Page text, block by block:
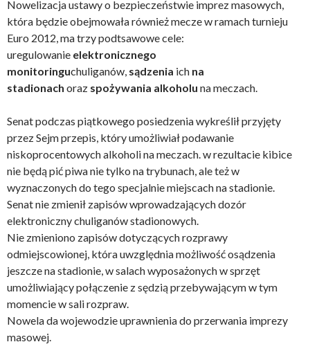
Nowelizacja ustawy o bezpieczeństwie imprez masowych,
która będzie obejmowała również mecze w ramach turnieju
Euro 2012, ma trzy podtsawowe cele:
uregulowanie elektronicznego
monitoringuchuliganów, sądzenia ich na
stadionach oraz spożywania alkoholu na meczach.
Senat podczas piątkowego posiedzenia wykreślił przyjęty
przez Sejm przepis, który umożliwiał podawanie
niskoprocentowych alkoholi na meczach. w rezultacie kibice
nie będą pić piwa nie tylko na trybunach, ale też w
wyznaczonych do tego specjalnie miejscach na stadionie.
Senat nie zmienił zapisów wprowadzających dozór
elektroniczny chuliganów stadionowych.
Nie zmieniono zapisów dotyczących rozprawy
odmiejscowionej, która uwzględnia możliwość osądzenia
jeszcze na stadionie, w salach wyposażonych w sprzęt
umożliwiający połączenie z sędzią przebywającym w tym
momencie w sali rozpraw.
Nowela da wojewodzie uprawnienia do przerwania imprezy
masowej.